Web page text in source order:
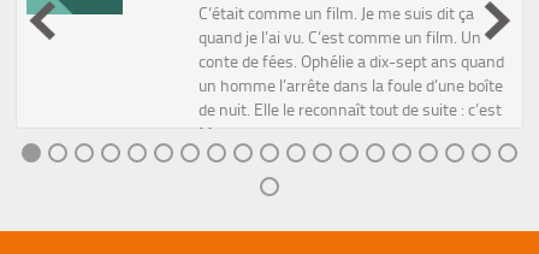
C’était comme un film. Je me suis dit ça
quand je l’ai vu. C’est comme un film. Un
conte de fées. Ophélie a dix-sept ans quand
un homme l’arrête dans la foule d’une boîte
de nuit. Elle le reconnaît tout de suite : c’est
Mass,...